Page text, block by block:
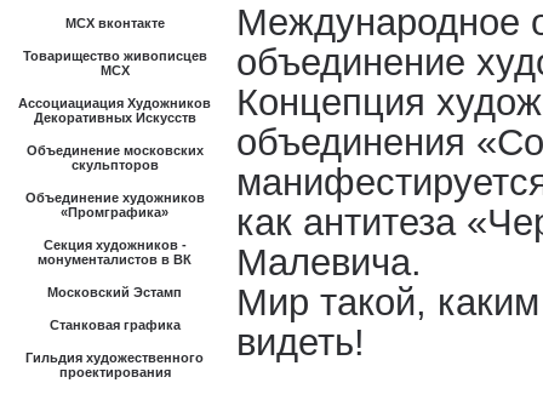
МСХ вконтакте
Товарищество живописцев
МСХ
Ассоциациация Художников
Декоративных Искусств
Объединение московских
скульпторов
Объединение художников
«Промграфика»
Секция художников -
монументалистов в ВК
Московский Эстамп
Станковая графика
Гильдия художественного
проектирования
Международное
объединение
Концепция
объединения
как антитеза
Малевича.
Мир такой,
видеть!